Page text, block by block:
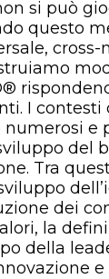
si può
questo
cross-
I contesti
e
del
Tra
dei
la
della